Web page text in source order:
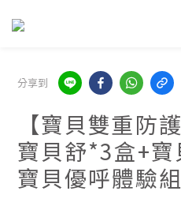
分享到
【寶貝雙重防
寶貝舒*3盒+
寶貝優呼體驗